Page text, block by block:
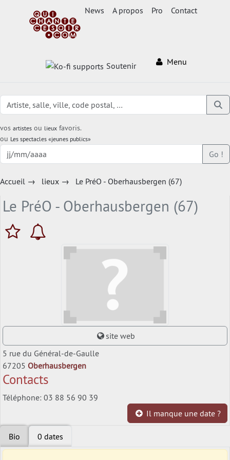
News A propos Pro Contact
Soutenir Menu
vos artistes ou lieux favoris.
ou Les spectacles «jeunes publics»
Go !
Accueil → lieux → Le PréO - Oberhausbergen (67)
Le PréO - Oberhausbergen (67)
site web
5 rue du Général-de-Gaulle
67205 Oberhausbergen
Contacts
Téléphone: 03 88 56 90 39
Il manque une date ?
Bio 0 dates